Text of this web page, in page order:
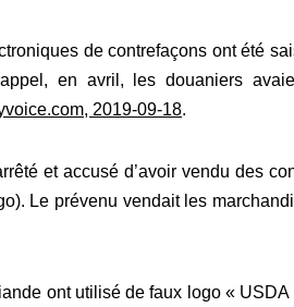
de contrefaçons ont été
en avril, les douaniers
2019-09-18.
et accusé d’avoir vendu des
Le prévenu vendait les
ont utilisé de faux logo «